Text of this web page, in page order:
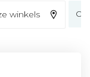
winkels